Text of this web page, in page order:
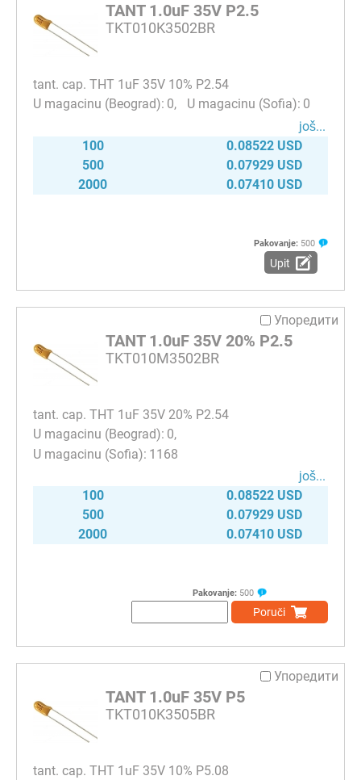
TANT 1.0uF 35V P2.5
TKT010K3502BR
tant. cap. THT 1uF 35V 10% P2.54
0
0
јоš...
100
0.08522 USD
500
0.07929 USD
2000
0.07410 USD
Pakovanje: 500
Upit
Упоредити
TANT 1.0uF 35V 20% P2.5
TKT010M3502BR
tant. cap. THT 1uF 35V 20% P2.54
0
1168
јоš...
100
0.08522 USD
500
0.07929 USD
2000
0.07410 USD
Pakovanje: 500
Poruči
Упоредити
TANT 1.0uF 35V P5
TKT010K3505BR
tant. cap. THT 1uF 35V 10% P5.08